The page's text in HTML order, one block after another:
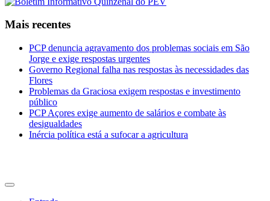
Mais recentes
PCP denuncia agravamento dos problemas sociais em São
Jorge e exige respostas urgentes
Governo Regional falha nas respostas às necessidades das
Flores
Problemas da Graciosa exigem respostas e investimento
público
PCP Açores exige aumento de salários e combate às
desigualdades
Inércia política está a sufocar a agricultura